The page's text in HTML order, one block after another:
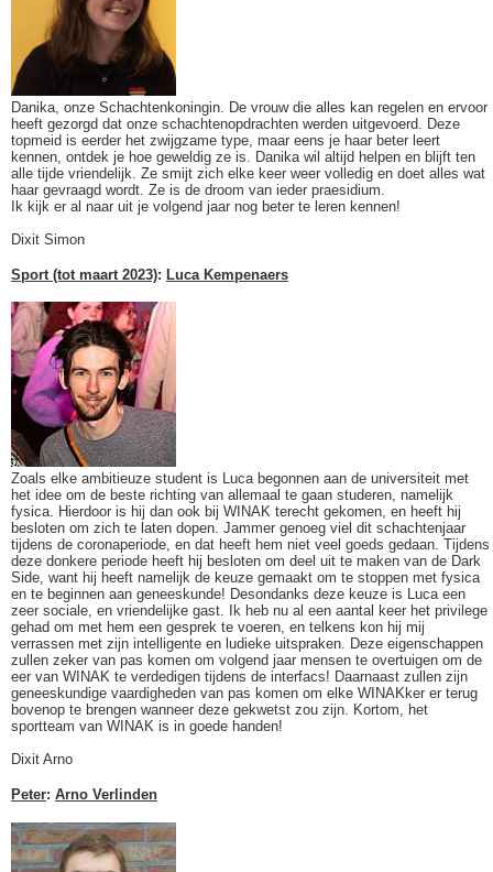
Danika, onze Schachtenkoningin. De vrouw die alles kan regelen en ervoor
heeft gezorgd dat onze schachtenopdrachten werden uitgevoerd. Deze
topmeid is eerder het zwijgzame type, maar eens je haar beter leert
kennen, ontdek je hoe geweldig ze is. Danika wil altijd helpen en blijft ten
alle tijde vriendelijk. Ze smijt zich elke keer weer volledig en doet alles wat
haar gevraagd wordt. Ze is de droom van ieder praesidium.
Ik kijk er al naar uit je volgend jaar nog beter te leren kennen!
Dixit Simon
Sport (tot maart 2023): Luca Kempenaers
Zoals elke ambitieuze student is Luca begonnen aan de universiteit met
het idee om de beste richting van allemaal te gaan studeren, namelijk
fysica. Hierdoor is hij dan ook bij WINAK terecht gekomen, en heeft hij
besloten om zich te laten dopen. Jammer genoeg viel dit schachtenjaar
tijdens de coronaperiode, en dat heeft hem niet veel goeds gedaan. Tijdens
deze donkere periode heeft hij besloten om deel uit te maken van de Dark
Side, want hij heeft namelijk de keuze gemaakt om te stoppen met fysica
en te beginnen aan geneeskunde! Desondanks deze keuze is Luca een
zeer sociale, en vriendelijke gast. Ik heb nu al een aantal keer het privilege
gehad om met hem een gesprek te voeren, en telkens kon hij mij
verrassen met zijn intelligente en ludieke uitspraken. Deze eigenschappen
zullen zeker van pas komen om volgend jaar mensen te overtuigen om de
eer van WINAK te verdedigen tijdens de interfacs! Daarnaast zullen zijn
geneeskundige vaardigheden van pas komen om elke WINAKker er terug
bovenop te brengen wanneer deze gekwetst zou zijn. Kortom, het
sportteam van WINAK is in goede handen!
Dixit Arno
Peter: Arno Verlinden